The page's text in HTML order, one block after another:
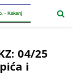
04/25
i